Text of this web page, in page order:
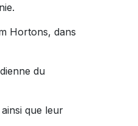
Hortons, dans
du
que leur